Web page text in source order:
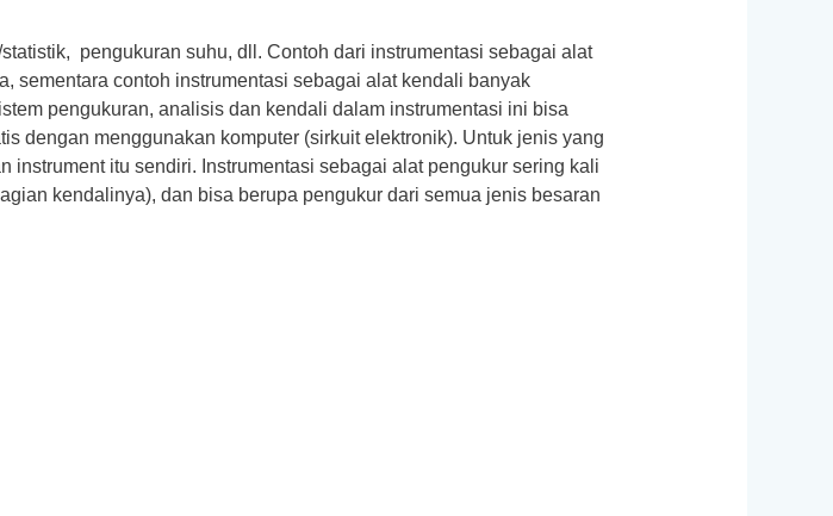
pengukuran suhu, dll. Contoh dari instrumentasi sebagai alat
sementara contoh instrumentasi sebagai alat kendali banyak
pengukuran, analisis dan kendali dalam instrumentasi ini bisa
dengan menggunakan komputer (sirkuit elektronik). Untuk jenis yang
itu sendiri. Instrumentasi sebagai alat pengukur sering kali
kendalinya), dan bisa berupa pengukur dari semua jenis besaran